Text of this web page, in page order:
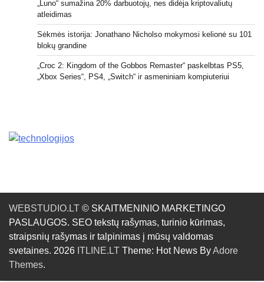
„Luno“ sumažina 20% darbuotojų, nes didėja kriptovaliutų
atleidimas
Sėkmės istorija: Jonathano Nicholso mokymosi kelionė su 101
blokų grandine
„Croc 2: Kingdom of the Gobbos Remaster“ paskelbtas PS5,
„Xbox Series“, PS4, „Switch“ ir asmeniniam kompiuteriui
WEBSTUDIO.LT © SKAITMENINIO MARKETINGO
PASLAUGOS. SEO tekstų rašymas, turinio kūrimas,
straipsnių rašymas ir talpinimas į mūsų valdomas
svetaines. 2026 ITLINE.LT Theme: Hot News ByAdore
Themes.